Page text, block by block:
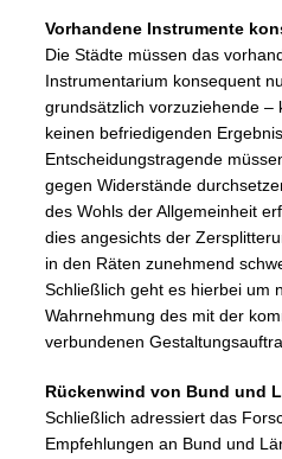
Vorhandene Instrumente
Die Städte müssen das
Instrumentarium konsequent
grundsätzlich vorzuziehende –
keinen befriedigenden
Entscheidungstragende
gegen Widerstände
des Wohls der Allgemeinheit
dies angesichts der
in den Räten zunehmend
Schließlich geht es hierbei um
Wahrnehmung des mit der
verbundenen
Rückenwind von Bund und
Schließlich adressiert das
Empfehlungen an Bund und